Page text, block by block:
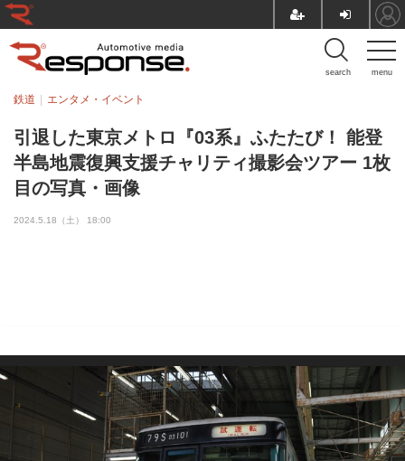
menu
search
引退した東京メトロ『03系』ふたたび！ 能登
半島地震復興支援チャリティ撮影会ツアー 1枚
目の写真・画像
鉄道 エンタメ・イベント
2024.5.18（土） 18:00